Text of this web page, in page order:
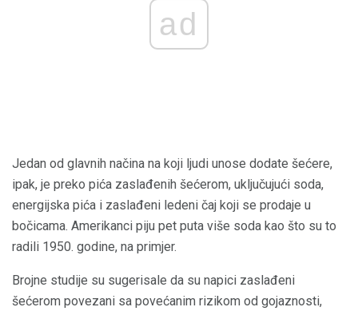
ad
Jedan od glavnih načina na koji ljudi unose dodate šećere,
ipak, je preko pića zaslađenih šećerom, uključujući soda,
energijska pića i zaslađeni ledeni čaj koji se prodaje u
bočicama. Amerikanci piju pet puta više soda kao što su to
radili 1950. godine, na primjer.
Brojne studije su sugerisale da su napici zaslađeni
šećerom povezani sa povećanim rizikom od gojaznosti,